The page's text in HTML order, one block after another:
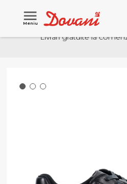
Meniu
Livrari gratuite la